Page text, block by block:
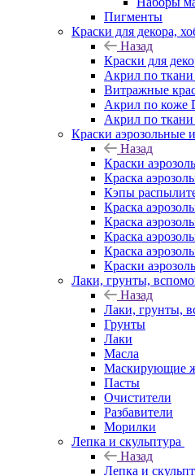
Пигменты
Краски для декора,
Назад
Краски для
Акрил по ткани
Витражные
Акрил по коже
Акрил по
Краски аэрозольные
Назад
Краски
Краска
Кэпы
Краска
Краска
Краска
Краска
Краски
Лаки, грунты,
Назад
Лаки, грунты,
Грунты
Лаки
Масла
Маскирующие
Пасты
Очистители
Разбавители
Морилки
Лепка и скульптура
Назад
Лепка и